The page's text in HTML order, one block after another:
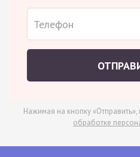
Нажимая на кнопку
обработке